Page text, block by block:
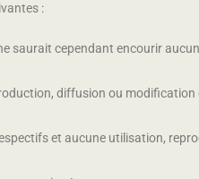
:
saurait cependant encourir
diffusion ou
et aucune utilisation,